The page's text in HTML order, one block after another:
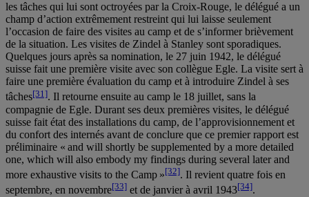
les tâches qui lui sont octroyées par la Croix-Rouge, le délégué a un
champ d’action extrêmement restreint qui lui laisse seulement
l’occasion de faire des visites au camp et de s’informer brièvement
de la situation. Les visites de Zindel à Stanley sont sporadiques.
Quelques jours après sa nomination, le 27 juin 1942, le délégué
suisse fait une première visite avec son collègue Egle. La visite sert à
faire une première évaluation du camp et à introduire Zindel à ses
tâches[31]. Il retourne ensuite au camp le 18 juillet, sans la
compagnie de Egle. Durant ses deux premières visites, le délégué
suisse fait état des installations du camp, de l’approvisionnement et
du confort des internés avant de conclure que ce premier rapport est
préliminaire « and will shortly be supplemented by a more detailed
one, which will also embody my findings during several later and
more exhaustive visits to the Camp »[32]. Il revient quatre fois en
septembre, en novembre[33] et de janvier à avril 1943[34].